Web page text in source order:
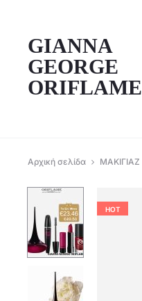
GIANNA
GEORGE
ORIFLAME
Αρχική σελίδα ΜΑΚΙΓΙΑΖ
HOT